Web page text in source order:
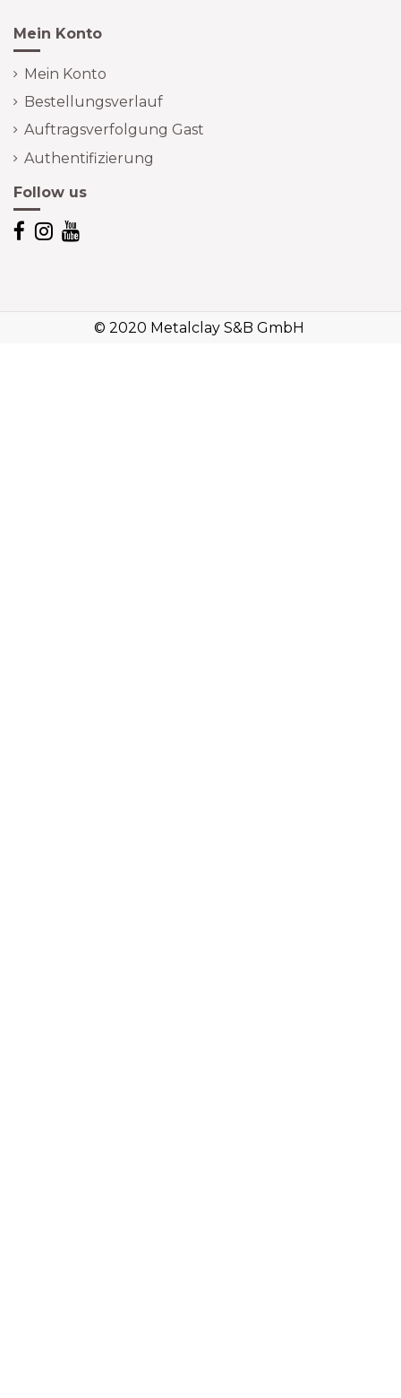
Mein Konto
Mein Konto
Bestellungsverlauf
Auftragsverfolgung Gast
Authentifizierung
Follow us
© 2020 Metalclay S&B GmbH